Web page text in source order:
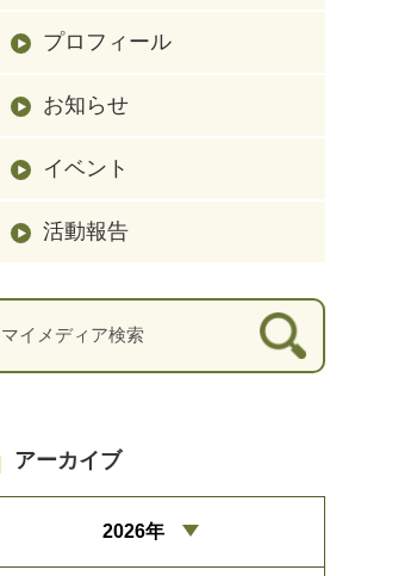
プロフィール
お知らせ
イベント
活動報告
アーカイブ
2026年